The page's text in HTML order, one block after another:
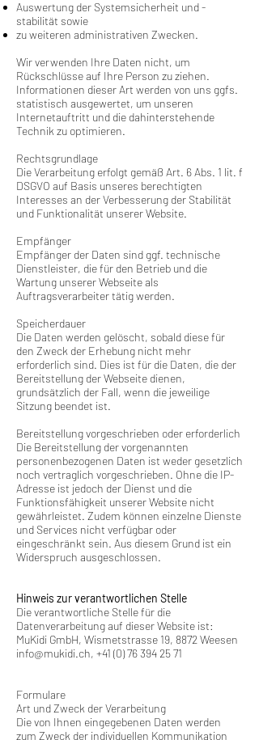
Auswertung der Systemsicherheit und -
stabilität sowie
zu weiteren administrativen Zwecken.
Wir verwenden Ihre Daten nicht, um
Rückschlüsse auf Ihre Person zu ziehen.
Informationen dieser Art werden von uns ggfs.
statistisch ausgewertet, um unseren
Internetauftritt und die dahinterstehende
Technik zu optimieren.
Rechtsgrundlage
Die Verarbeitung erfolgt gemäß Art. 6 Abs. 1 lit. f
DSGVO auf Basis unseres berechtigten
Interesses an der Verbesserung der Stabilität
und Funktionalität unserer Website.
Empfänger
Empfänger der Daten sind ggf. technische
Dienstleister, die für den Betrieb und die
Wartung unserer Webseite als
Auftragsverarbeiter tätig werden.
Speicherdauer
Die Daten werden gelöscht, sobald diese für
den Zweck der Erhebung nicht mehr
erforderlich sind. Dies ist für die Daten, die der
Bereitstellung der Webseite dienen,
grundsätzlich der Fall, wenn die jeweilige
Sitzung beendet ist.
Bereitstellung vorgeschrieben oder erforderlich
Die Bereitstellung der vorgenannten
personenbezogenen Daten ist weder gesetzlich
noch vertraglich vorgeschrieben. Ohne die IP-
Adresse ist jedoch der Dienst und die
Funktionsfähigkeit unserer Website nicht
gewährleistet. Zudem können einzelne Dienste
und Services nicht verfügbar oder
eingeschränkt sein. Aus diesem Grund ist ein
Widerspruch ausgeschlossen.
Hinweis zur verantwortlichen Stelle
Die verantwortliche Stelle für die
Datenverarbeitung auf dieser Website ist:
MuKidi GmbH, Wismetstrasse 19, 8872 Weesen
info@mukidi.ch, +41 (0) 76 394 25 71
Formulare
Art und Zweck der Verarbeitung
Die von Ihnen eingegebenen Daten werden
zum Zweck der individuellen Kommunikation